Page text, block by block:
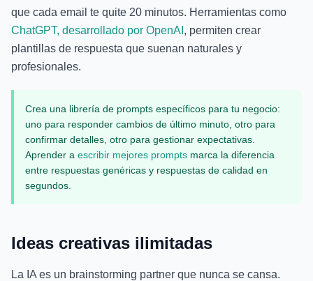
que cada email te quite 20 minutos. Herramientas como
ChatGPT, desarrollado por OpenAI , permiten crear
plantillas de respuesta que suenan naturales y
profesionales.
Crea una librería de prompts específicos para tu negocio:
uno para responder cambios de último minuto, otro para
confirmar detalles, otro para gestionar expectativas.
Aprender a escribir mejores prompts marca la diferencia
entre respuestas genéricas y respuestas de calidad en
segundos.
Ideas creativas ilimitadas
La IA es un brainstorming partner que nunca se cansa.